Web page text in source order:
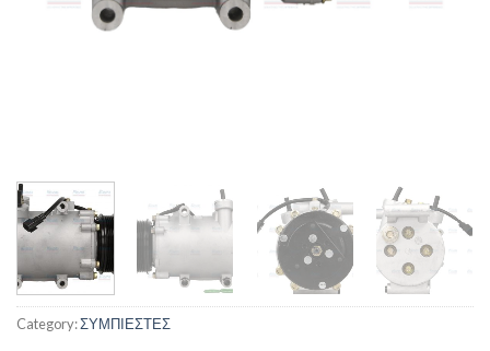
Category:ΣΥΜΠΙΕΣΤΕΣ